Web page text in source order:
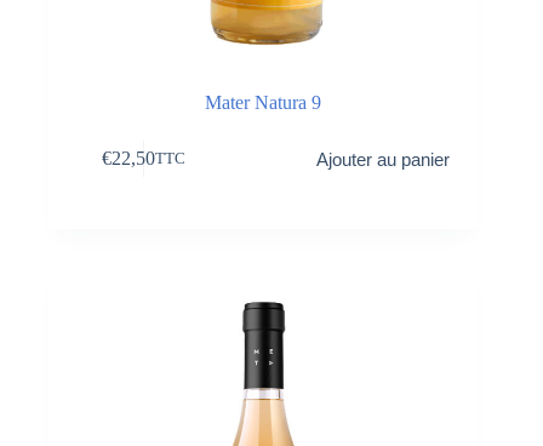
Mater Natura 9
€22,50TTC Ajouter au panier